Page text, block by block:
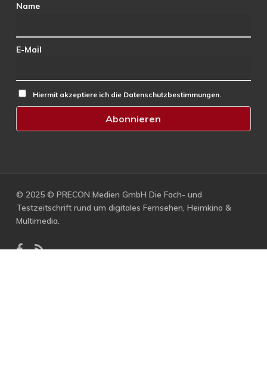
Name
E-Mail
Hiermit akzeptiere ich die Datenschutzbestimmungen.
© 2025 © PRECON Medien GmbH Die Fach- und
Testzeitschrift rund um digitales Fernsehen, Heimkino &
Multimedia.
facebook
RSS